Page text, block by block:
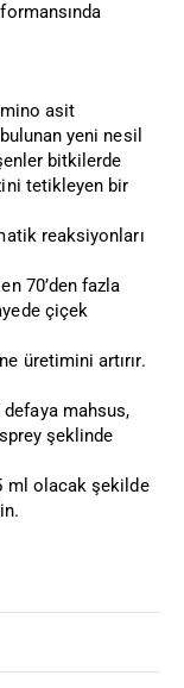
asit
yeni nesil
bitkilerde
tetikleyen bir
reaksiyonları
70’den fazla
çiçek
üretimini artırır.
mahsus,
şeklinde
ml olacak şekilde